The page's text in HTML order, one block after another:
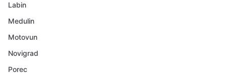
Labin
Medulin
Motovun
Novigrad
Porec